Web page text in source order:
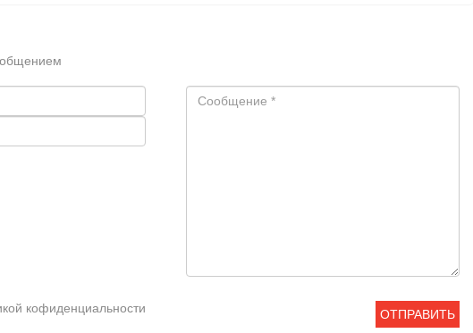
кофиденциальности
ОТПРАВИТЬ